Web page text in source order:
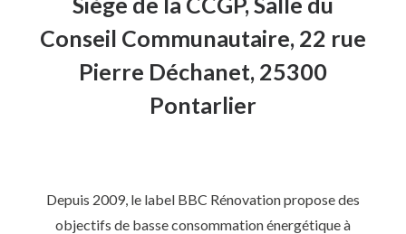
Conseil Communautaire, 22 rue
Pierre Déchanet, 25300
Pontarlier
Depuis 2009, le label BBC Rénovation propose des
objectifs de basse consommation énergétique à